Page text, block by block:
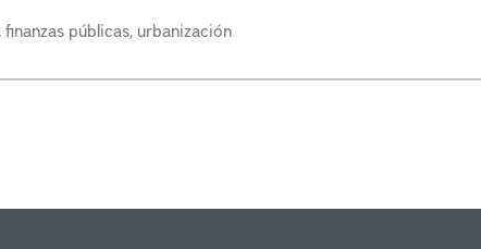
públicas, urbanización